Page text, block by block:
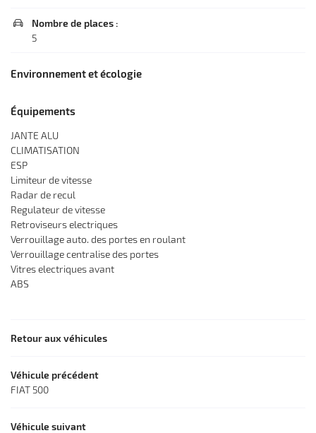
Accueil
entreprise
Mécanique
- Peinture
Occasions
Avis
Actualités

Nombre de places :
5
Environnement et écologie
Équipements
JANTE ALU
CLIMATISATION
ESP
Limiteur de vitesse
Radar de recul
Regulateur de vitesse
Retroviseurs electriques
Verrouillage auto. des portes en roulant
Verrouillage centralise des portes
Vitres electriques avant
ABS
Retour aux véhicules
Véhicule précédent
FIAT 500
Véhicule suivant